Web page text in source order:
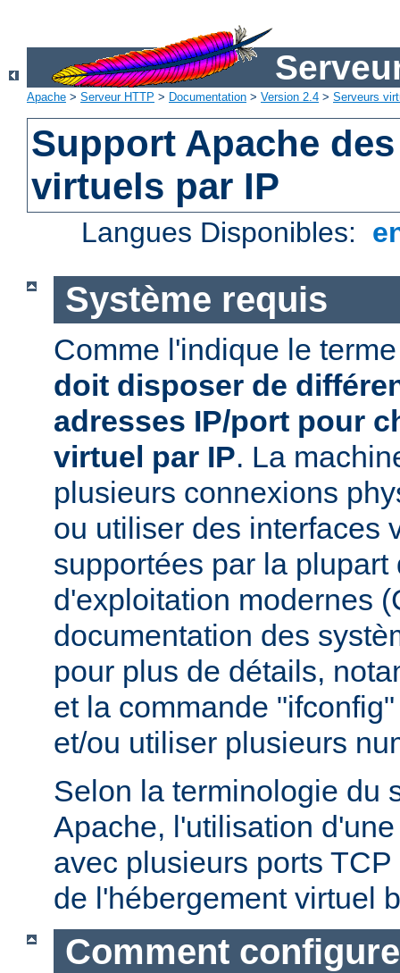
Apache > Serveur HTTP > Documentation > Version 2.4 > Serveurs
Support Apache
virtuels par IP
Langues Disponibles:
Système requis
Comme l'indique le
doit disposer de
adresses IP/port pour
virtuel par IP. La
plusieurs connexions
ou utiliser des interfaces
supportées par la plupart
d'exploitation modernes
documentation des
pour plus de détails,
et la commande
et/ou utiliser plusieurs
Selon la terminologie du
Apache, l'utilisation
avec plusieurs ports
de l'hébergement virtuel
Comment